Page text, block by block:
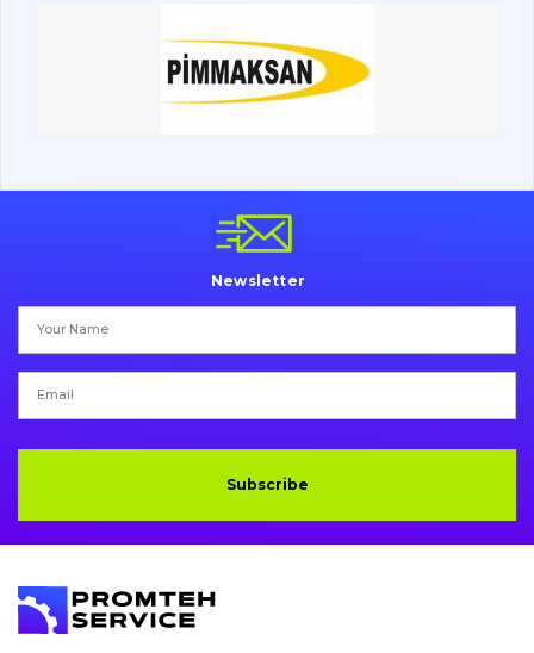
Vacancies
Filters and lubricants
Undercarriage
Cutting edges and blades
Bucket and adapters shrouds
Search
написати
листа
Newsletter
Subscribe